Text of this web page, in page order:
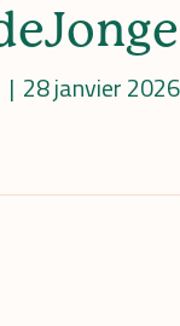
| 28 janvier 2026